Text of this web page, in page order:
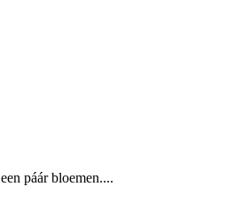
páár bloemen....